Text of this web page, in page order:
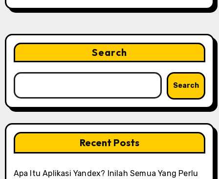
Search
Search
Recent Posts
Apa Itu Aplikasi Yandex? Inilah Semua Yang Perlu